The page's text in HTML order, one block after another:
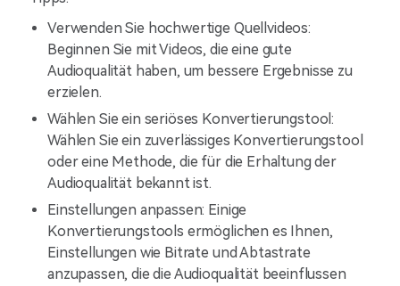
Verwenden Sie hochwertige Quellvideos:
Beginnen Sie mit Videos, die eine gute
Audioqualität haben, um bessere Ergebnisse zu
erzielen.
Wählen Sie ein seriöses Konvertierungstool:
Wählen Sie ein zuverlässiges Konvertierungstool
oder eine Methode, die für die Erhaltung der
Audioqualität bekannt ist.
Einstellungen anpassen: Einige
Konvertierungstools ermöglichen es Ihnen,
Einstellungen wie Bitrate und Abtastrate
anzupassen, die die Audioqualität beeinflussen